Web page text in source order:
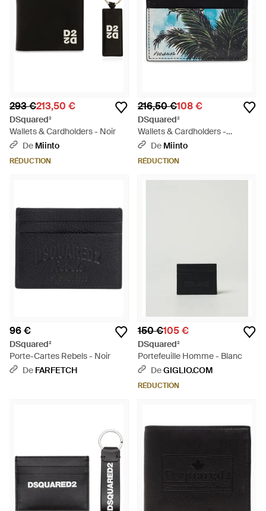
293 €213,50 €
DSquared²
Wallets & Cardholders - Noir
De Miinto
RÉDUCTION
216,50 €108 €
DSquared²
Wallets & Cardholders -
Métallisé
De Miinto
RÉDUCTION
96 €
DSquared²
Porte-Cartes Rebels - Noir
De FARFETCH
150 €105 €
DSquared²
Portefeuille Homme - Blanc
DeGIGLIO.COM
RÉDUCTION